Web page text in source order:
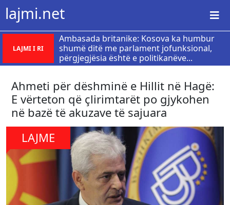
lajmi.net
LAJMI I RI
Ambasada britanike: Kosova ka humbur
shumë ditë me parlament jofunksional,
përgjegjësia është e politikanëve...
Ahmeti për dëshminë e Hillit në Hagë:
E vërteton që çlirimtarët po gjykohen
në bazë të akuzave të sajuara
LAJME